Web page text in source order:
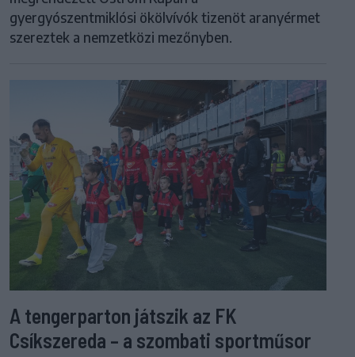
gyergyószentmiklósi ökölvívók tizenöt aranyérmet
szereztek a nemzetközi mezőnyben.
A tengerparton játszik az FK
Csíkszereda – a szombati sportműsor